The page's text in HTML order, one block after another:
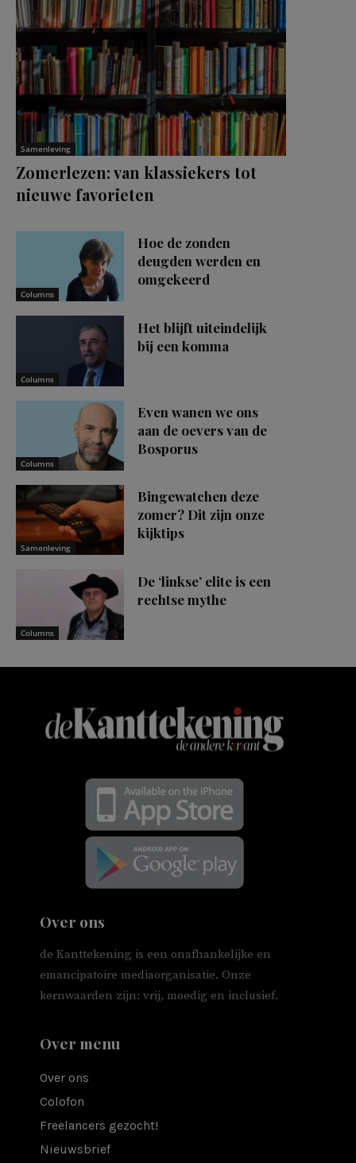
Samenleving
Zomerlezen: van klassiekers tot
nieuwe favorieten
Columns
Hoe de zonden
deugden werden en
omgekeerd
Columns
Het blijft uiteindelijk
bij een komma
Columns
Even wanen we ons
aan de oevers van de
Bosporus
Samenleving
Bingewatchen deze
zomer? Dit zijn onze
kijktips
Columns
De ‘linkse’ elite is een
rechtse mythe
Over ons
de Kanttekening is een onafhankelijke en
emancipatoire mediaorganisatie. Onze
kernwaarden zijn: vrij, moedig en inclusief.
Over menu
Over ons
Colofon
Freelancers gezocht!
Nieuwsbrief